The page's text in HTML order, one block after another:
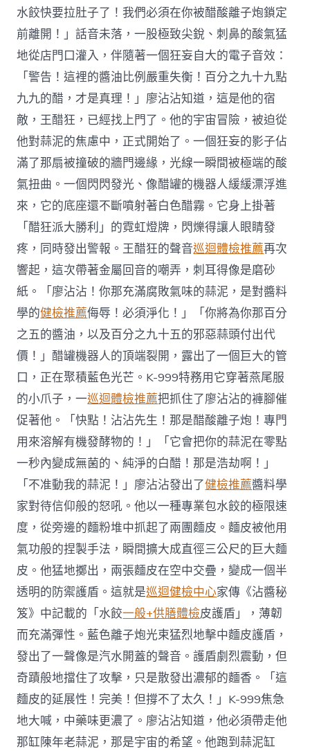
水餃快要拉肚子了！我們必須在你被醋酸離子炮鎖定
前離開！」話音未落，一股極致尖銳、刺鼻的酸氣猛
地從店門口灌入，伴隨著一個狂妄自大的電子音效：
「警告！這裡的醬油比例嚴重失衡！百分之九十九點
九九的醋，才是真理！」廖沾沾知道，這是他的宿
敵，王醋狂，已經找上門了。他的宇宙冒險，被迫從
他對蒜泥的焦慮中，正式開始了。一個狂妄的影子佔
滿了那扇被撞破的牆門邊緣，光線一瞬間被極端的酸
氣扭曲。一個閃閃發光、像醋罐的機器人緩緩漂浮進
來，它的底座還不斷噴射著白色醋霧。它身上掛著
「醋狂派大勝利」的霓虹燈牌，閃爍得讓人眼睛發
疼，同時發出警報。王醋狂的聲音巡迴體檢推薦再次
響起，這次帶著金屬回音的嘲弄，刺耳得像是磨砂
紙。「廖沾沾！你那充滿腐敗氣味的蒜泥，是對醬料
學的健檢推薦侮辱！必須淨化！」「你將為你那百分
之五的醬油，以及百分之九十五的邪惡蒜頭付出代
價！」醋罐機器人的頂端裂開，露出了一個巨大的管
口，正在聚積藍色光芒。K-999特務用它穿著燕尾服
的小爪子，一巡迴體檢推薦把抓住了廖沾沾的褲腳催
促著他。「快點！沾沾先生！那是醋酸離子炮！專門
用來溶解有機發酵物的！」「它會把你的蒜泥在零點
一秒內變成無菌的、純淨的白醋！那是浩劫啊！」
「不准動我的蒜泥！」廖沾沾發出了健檢推薦醬料學
家對待信仰般的怒吼。他以一種專業包水餃的極限速
度，從旁邊的麵粉堆中抓起了兩團麵皮。麵皮被他用
氣功般的捏製手法，瞬間擴大成直徑三公尺的巨大麵
皮。他猛地擲出，兩張麵皮在空中交疊，變成一個半
透明的防禦護盾。這就是巡迴健檢中心家傳《沾醬秘
笈》中記載的「水餃一般+供膳體檢皮護盾」，薄韌
而充滿彈性。藍色離子炮光束猛烈地擊中麵皮護盾，
發出了一聲像是汽水開蓋的聲音。護盾劇烈震動，但
奇蹟般地擋住了攻擊，只是散發出濃郁的麵香。「這
麵皮的延展性！完美！但撐不了太久！」K-999焦急
地大喊，中藥味更濃了。廖沾沾知道，他必須帶走他
那缸陳年老蒜泥，那是宇宙的希望。他跑到蒜泥缸